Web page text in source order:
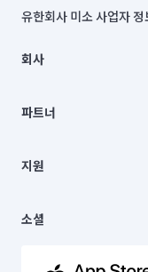
유한회사 미소 사업자 정
00019 |
주소 | 본사: 서울특별시
컨택센터 : 서울특별시
상품, 상품정보, 거래에 관
언론 보도 관련 문의:
© 유한회사 미소. Miso,
회사
채용
파트너
이사
지원
이용약관
소셜